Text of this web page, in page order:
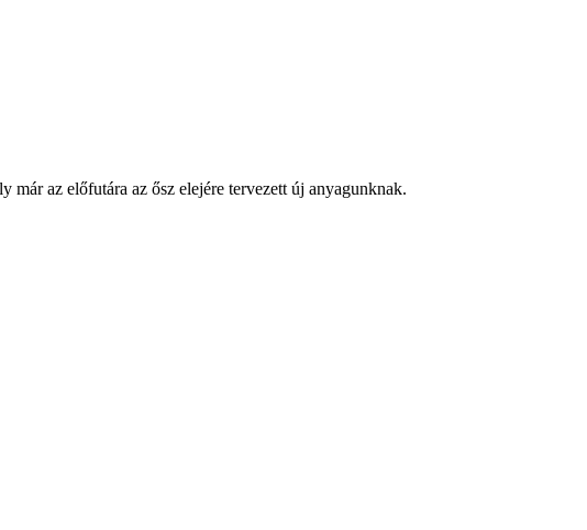
az előfutára az ősz elejére tervezett új anyagunknak.